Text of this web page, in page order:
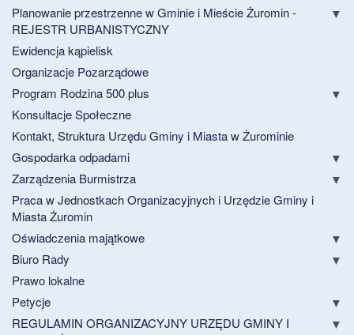
Planowanie przestrzenne w Gminie i Mieście Żuromin -
REJESTR URBANISTYCZNY
Ewidencja kąpielisk
Organizacje Pozarządowe
Program Rodzina 500 plus
Konsultacje Społeczne
Kontakt, Struktura Urzędu Gminy i Miasta w Żurominie
Gospodarka odpadami
Zarządzenia Burmistrza
Praca w Jednostkach Organizacyjnych i Urzędzie Gminy i
Miasta Żuromin
Oświadczenia majątkowe
Biuro Rady
Prawo lokalne
Petycje
REGULAMIN ORGANIZACYJNY URZĘDU GMINY I